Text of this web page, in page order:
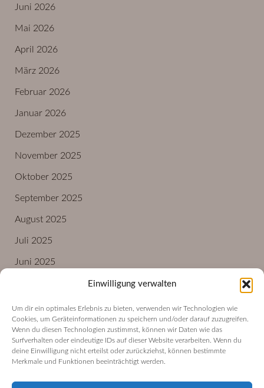
Einwilligung verwalten
Um dir ein optimales Erlebnis zu bieten, verwenden wir Technologien wie
Cookies, um Geräteinformationen zu speichern und/oder darauf zuzugreifen.
Wenn du diesen Technologien zustimmst, können wir Daten wie das
Surfverhalten oder eindeutige IDs auf dieser Website verarbeiten. Wenn du
deine Einwilligung nicht erteilst oder zurückziehst, können bestimmte
Merkmale und Funktionen beeinträchtigt werden.
Juni 2026
Mai 2026
April 2026
März 2026
Februar 2026
Januar 2026
Dezember 2025
November 2025
Oktober 2025
September 2025
August 2025
Juli 2025
Juni 2025
Impressum
Datenschutzerklärung
Cookie-Richtlinie (EU)